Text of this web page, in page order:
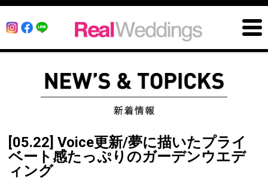
[05.22] Voice更新/夢に描いたプライ
ベート感たっぷりのガーデンウエデ
ィング